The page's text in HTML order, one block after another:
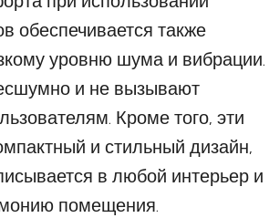
обеспечивается также
уровню шума и вибрации.
и не вызывают
Кроме того, эти
и стильный дизайн,
в любой интерьер и
помещения.